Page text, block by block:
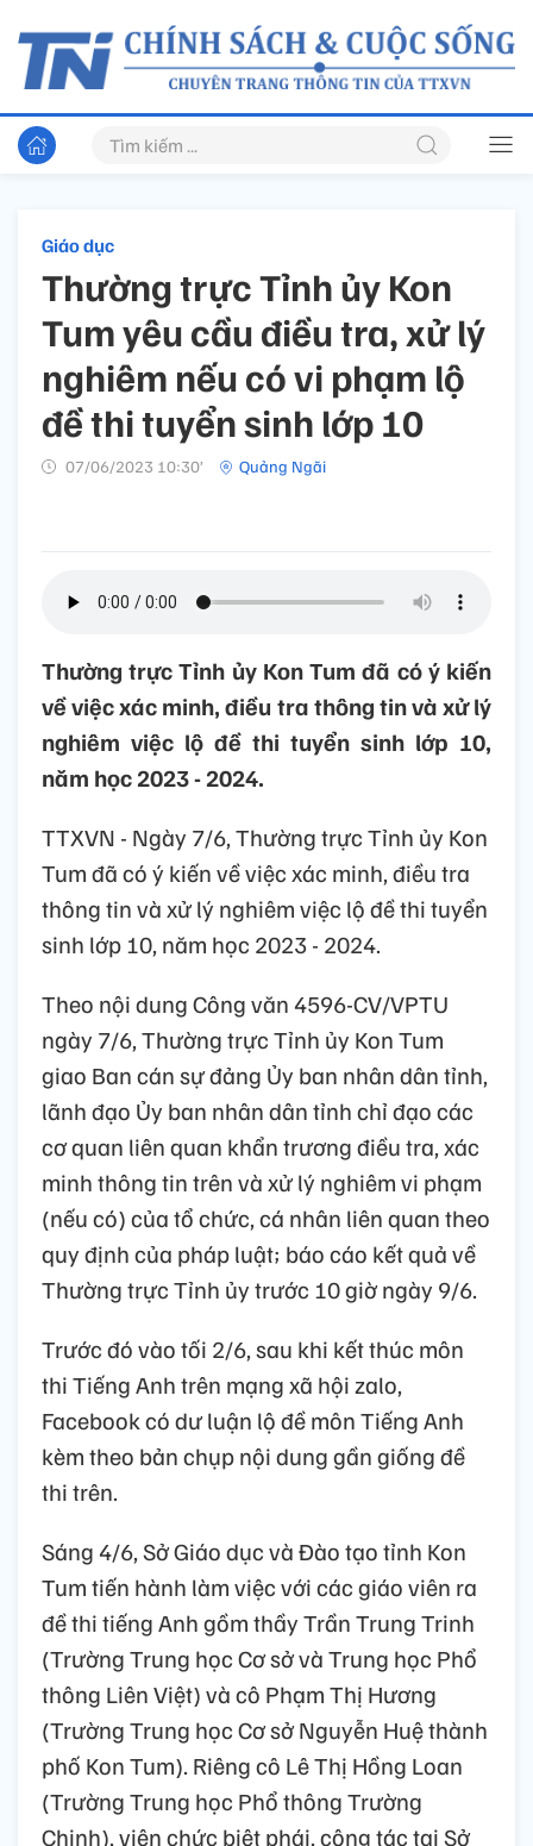
Giáo dục
Thường trực Tỉnh ủy Kon
Tum yêu cầu điều tra, xử lý
nghiêm nếu có vi phạm lộ
đề thi tuyển sinh lớp 10
07/06/2023 10:30’ Quảng Ngãi
Thường trực Tỉnh ủy Kon Tum đã có ý kiến
về việc xác minh, điều tra thông tin và xử lý
nghiêm việc lộ đề thi tuyển sinh lớp 10,
năm học 2023 - 2024.
TTXVN - Ngày 7/6, Thường trực Tỉnh ủy Kon
Tum đã có ý kiến về việc xác minh, điều tra
thông tin và xử lý nghiêm việc lộ đề thi tuyển
sinh lớp 10, năm học 2023 - 2024.
Theo nội dung Công văn 4596-CV/VPTU
ngày 7/6, Thường trực Tỉnh ủy Kon Tum
giao Ban cán sự đảng Ủy ban nhân dân tỉnh,
lãnh đạo Ủy ban nhân dân tỉnh chỉ đạo các
cơ quan liên quan khẩn trương điều tra, xác
minh thông tin trên và xử lý nghiêm vi phạm
(nếu có) của tổ chức, cá nhân liên quan theo
quy định của pháp luật; báo cáo kết quả về
Thường trực Tỉnh ủy trước 10 giờ ngày 9/6.
Trước đó vào tối 2/6, sau khi kết thúc môn
thi Tiếng Anh trên mạng xã hội zalo,
Facebook có dư luận lộ đề môn Tiếng Anh
kèm theo bản chụp nội dung gần giống đề
thi trên.
Sáng 4/6, Sở Giáo dục và Đào tạo tỉnh Kon
Tum tiến hành làm việc với các giáo viên ra
đề thi tiếng Anh gồm thầy Trần Trung Trinh
(Trường Trung học Cơ sở và Trung học Phổ
thông Liên Việt) và cô Phạm Thị Hương
(Trường Trung học Cơ sở Nguyễn Huệ thành
phố Kon Tum). Riêng cô Lê Thị Hồng Loan
(Trường Trung học Phổ thông Trường
Chinh), viên chức biệt phái, công tác tại Sở